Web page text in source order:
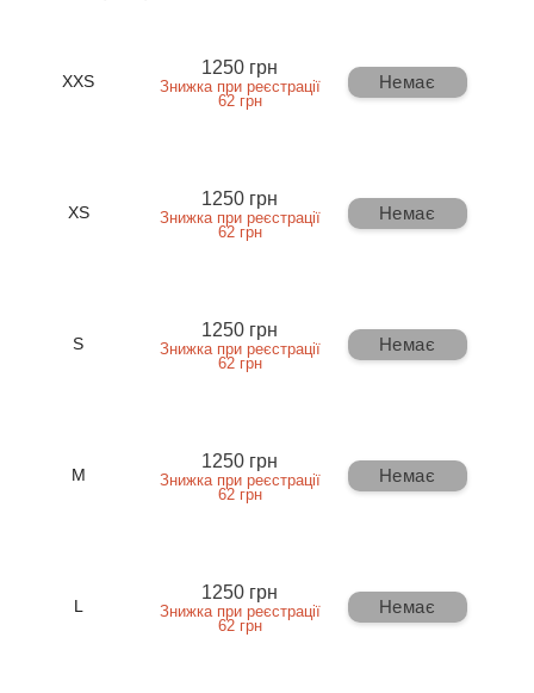
XXS
1250 грн
Знижка при реєстрації
62 грн
Немає
XS
1250 грн
Знижка при реєстрації
62 грн
Немає
S
1250 грн
Знижка при реєстрації
62 грн
Немає
M
1250 грн
Знижка при реєстрації
62 грн
Немає
L
1250 грн
Знижка при реєстрації
62 грн
Немає